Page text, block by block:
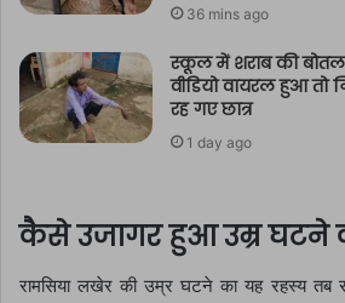
36 mins ago
स्कूल में शराब की
वीडियो वायरल हुआ
रह गए छात्र
1 day ago
कैसे उजागर हुआ उम्र घटने
रामसिया लखेर की उम्र घटने का यह रहस्य तब